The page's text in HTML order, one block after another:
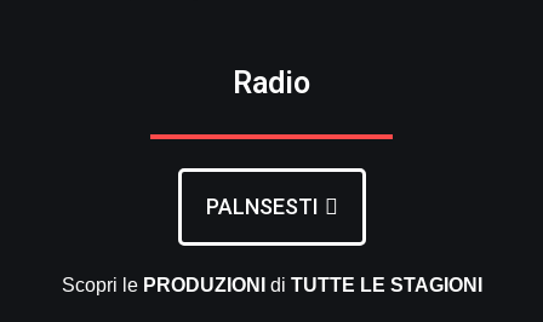
Radio
PALNSESTI
Scopri le PRODUZIONI di TUTTE LE STAGIONI